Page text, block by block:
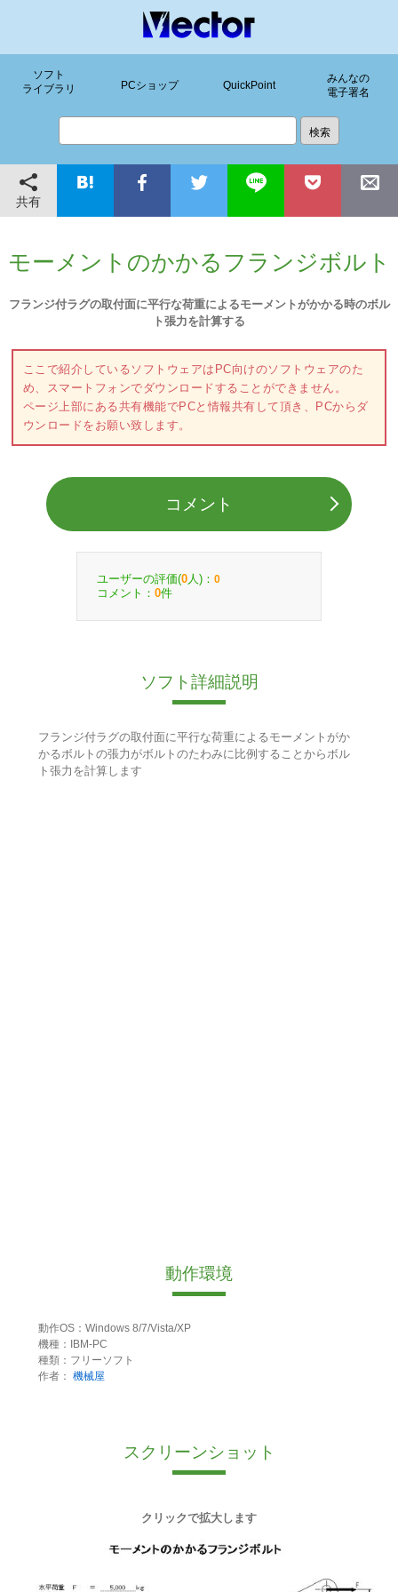
ソフト
ライブラリ
PCショップ QuickPoint
みんなの
電子署名
共有
モーメントのかかるフランジボルト
フランジ付ラグの取付面に平行な荷重によるモーメントがかかる時のボル
ト張力を計算する
ここで紹介しているソフトウェアはPC向けのソフトウェアのた
め、スマートフォンでダウンロードすることができません。
ページ上部にある共有機能でPCと情報共有して頂き、PCからダ
ウンロードをお願い致します。
コメント
ユーザーの評価(0 人)： 0
コメント： 0件
ソフト詳細説明
フランジ付ラグの取付面に平行な荷重によるモーメントがか
かるボルトの張力がボルトのたわみに比例することからボル
ト張力を計算します
動作環境
動作OS：Windows 8/7/Vista/XP
機種：IBM-PC
種類：フリーソフト
作者： 機械屋
スクリーンショット
クリックで拡大します